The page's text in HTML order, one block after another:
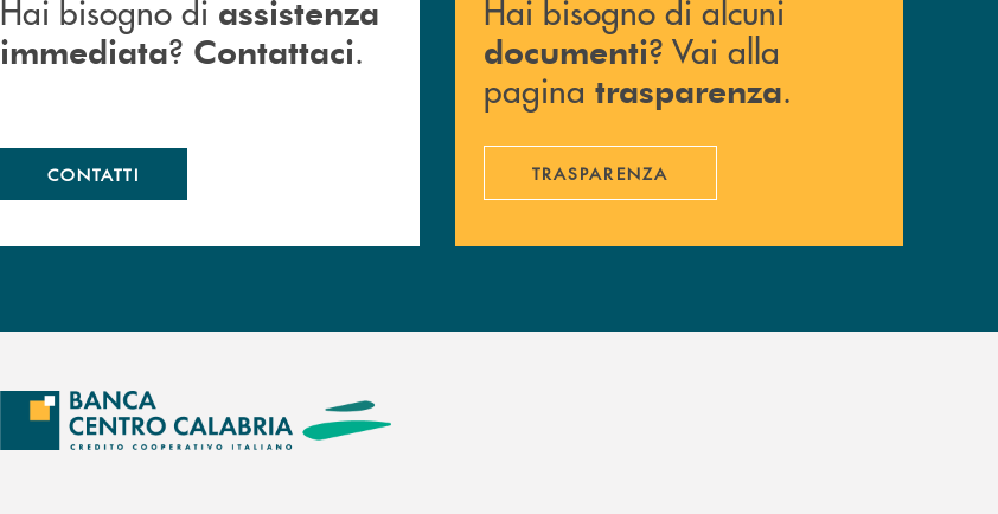
Hai bisogno di assistenza
immediata? Contattaci.
CONTATTI
Hai bisogno di alcuni
documenti? Vai alla
pagina trasparenza.
TRASPARENZA